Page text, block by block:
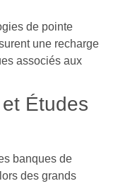
de pointe
une recharge
associés aux
Études
banques de
des grands